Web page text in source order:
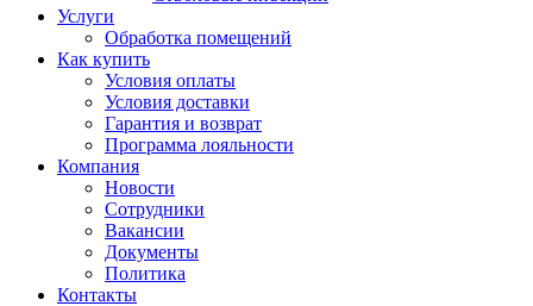
Услуги
Обработка помещений
Как купить
Условия оплаты
Условия доставки
Гарантия и возврат
Программа лояльности
Компания
Новости
Сотрудники
Вакансии
Документы
Политика
Контакты